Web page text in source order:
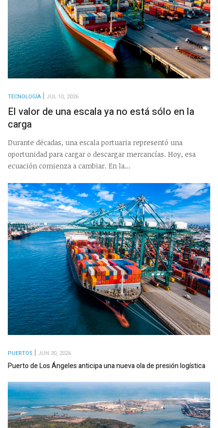
TECNOLOGÍA JUL 10, 2026
El valor de una escala ya no está sólo en la
carga
Durante décadas, una escala portuaria representó una
oportunidad para cargar o descargar mercancías. Hoy, esa
ecuación comienza a cambiar. En la...
PUERTOS JUN 30, 2026
Puerto de Los Ángeles anticipa una nueva ola de presión logística